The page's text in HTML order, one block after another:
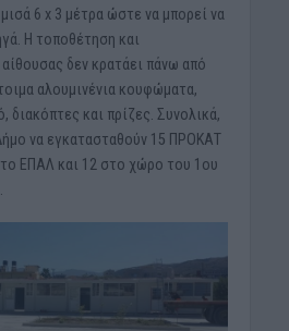
6 x 3 μέτρα ώστε να μπορεί να
Η τοποθέτηση και
δεν κρατάει πάνω από
αλουμινένια κουφώματα,
και πρίζες. Συνολικά,
να εγκατασταθούν 15 ΠΡΟΚΑΤ
ΕΠΑΛ και 12 στο χώρο του 1ου